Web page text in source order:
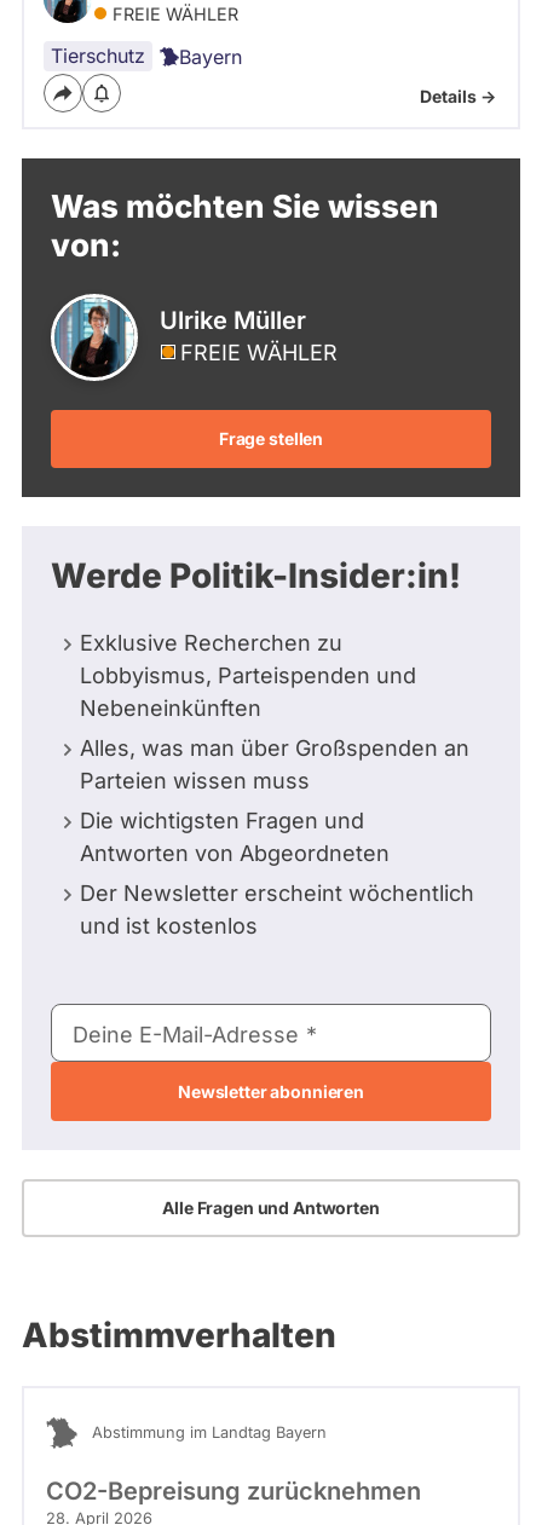
FREIE WÄHLER
Tierschutz Bayern
Details ->
Was möchten Sie wissen
von:
Ulrike Müller
FREIE WÄHLER
Frage stellen
Werde Politik-Insider:in!
Exklusive Recherchen zu
Lobbyismus, Parteispenden und
Nebeneinkünften
Alles, was man über Großspenden an
Parteien wissen muss
Die wichtigsten Fragen und
Antworten von Abgeordneten
Der Newsletter erscheint wöchentlich
und ist kostenlos
E-
Mail-
Deine E-Mail-Adresse
Alle Fragen und Antworten
Abstimmverhalten
Abstimmung im Landtag Bayern
CO2-Bepreisung zurücknehmen
28. April 2026